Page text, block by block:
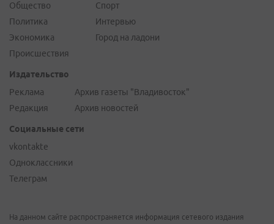
Общество
Политика
Экономика
Происшествия
Спорт
Интервью
Город на ладони
Издательство
Реклама
Редакция
Архив газеты "Владивосток"
Архив новостей
Социальные сети
vkontakte
Одноклассники
Телеграм
На данном сайте распространяется информация сетевого издания